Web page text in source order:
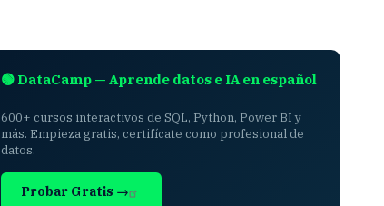
🟢 DataCamp — Aprende datos e IA en español
600+ cursos interactivos de SQL, Python, Power BI y
más. Empieza gratis, certifícate como profesional de
datos.
Probar Gratis →